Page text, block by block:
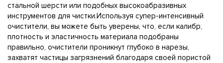
стальной шерсти или подобных высокоабразивных
инструментов для чистки.Используя супер-интенсивный
очистители, вы можете быть уверены, что, если калибр,
плотность и эластичность материала подобраны
правильно, очистители проникнут глубоко в нарезы,
захватят частицы загрязнений благодаря своей пористой